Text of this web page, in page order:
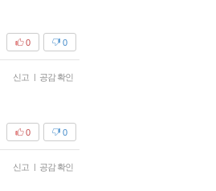
0
0
신고 | 공감 확인
0
0
신고 | 공감 확인